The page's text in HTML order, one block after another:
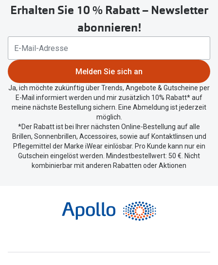
Erhalten Sie 10 % Rabatt – Newsletter
abonnieren!
Melden Sie sich an
Ja, ich möchte zukünftig über Trends, Angebote & Gutscheine per
E-Mail informiert werden und mir zusätzlich 10% Rabatt* auf
meine nächste Bestellung sichern. Eine Abmeldung ist jederzeit
möglich.
*Der Rabatt ist bei Ihrer nächsten Online-Bestellung auf alle
Brillen, Sonnenbrillen, Accessoires, sowie auf Kontaktlinsen und
Pflegemittel der Marke iWear einlösbar. Pro Kunde kann nur ein
Gutschein eingelöst werden. Mindestbestellwert: 50 €. Nicht
kombinierbar mit anderen Rabatten oder Aktionen